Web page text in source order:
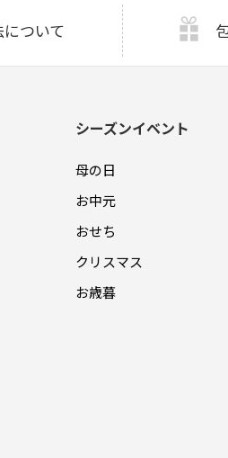
ついて
シーズンイベント
母の日
お中元
おせち
クリスマス
お歳暮